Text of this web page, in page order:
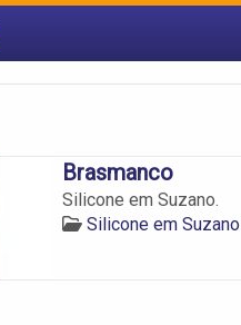
Brasmanco
Silicone em Suzano.
Silicone em Suzano